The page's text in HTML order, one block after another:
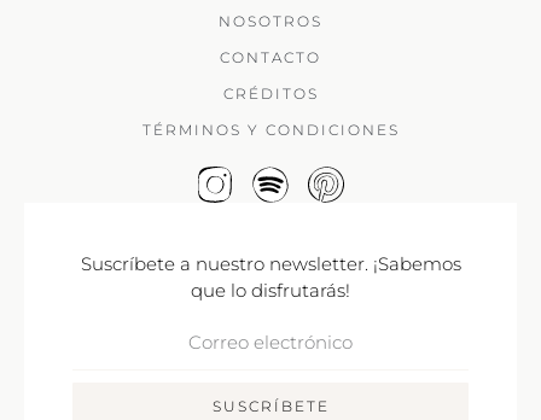
NOSOTROS
CONTACTO
CRÉDITOS
TÉRMINOS Y CONDICIONES
Suscríbete a nuestro newsletter. ¡Sabemos
que lo disfrutarás!
SUSCRÍBETE